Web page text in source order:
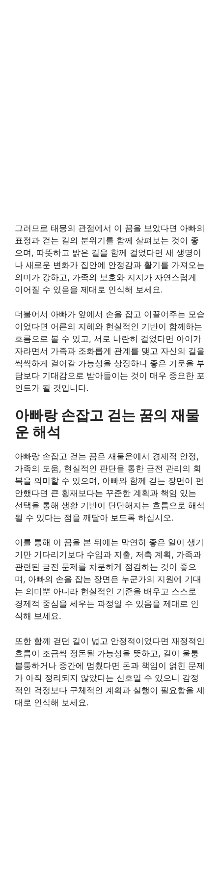
그러므로 태몽의 관점에서 이 꿈을 보았다면 아빠의
표정과 걷는 길의 분위기를 함께 살펴보는 것이 좋
으며, 따뜻하고 밝은 길을 함께 걸었다면 새 생명이
나 새로운 변화가 집안에 안정감과 활기를 가져오는
의미가 강하고, 가족의 보호와 지지가 자연스럽게
이어질 수 있음을 제대로 인식해 보세요.
더불어서 아빠가 앞에서 손을 잡고 이끌어주는 모습
이었다면 어른의 지혜와 현실적인 기반이 함께하는
흐름으로 볼 수 있고, 서로 나란히 걸었다면 아이가
자라면서 가족과 조화롭게 관계를 맺고 자신의 길을
씩씩하게 걸어갈 가능성을 상징하니 좋은 기운을 부
담보다 기대감으로 받아들이는 것이 매우 중요한 포
인트가 될 것입니다.
아빠랑 손잡고 걷는 꿈의 재물
운 해석
아빠랑 손잡고 걷는 꿈은 재물운에서 경제적 안정,
가족의 도움, 현실적인 판단을 통한 금전 관리의 회
복을 의미할 수 있으며, 아빠와 함께 걷는 장면이 편
안했다면 큰 횡재보다는 꾸준한 계획과 책임 있는
선택을 통해 생활 기반이 단단해지는 흐름으로 해석
될 수 있다는 점을 깨달아 보도록 하십시오.
이를 통해 이 꿈을 본 뒤에는 막연히 좋은 일이 생기
기만 기다리기보다 수입과 지출, 저축 계획, 가족과
관련된 금전 문제를 차분하게 점검하는 것이 좋으
며, 아빠의 손을 잡는 장면은 누군가의 지원에 기대
는 의미뿐 아니라 현실적인 기준을 배우고 스스로
경제적 중심을 세우는 과정일 수 있음을 제대로 인
식해 보세요.
또한 함께 걷던 길이 넓고 안정적이었다면 재정적인
흐름이 조금씩 정돈될 가능성을 뜻하고, 길이 울퉁
불퉁하거나 중간에 멈췄다면 돈과 책임이 얽힌 문제
가 아직 정리되지 않았다는 신호일 수 있으니 감정
적인 걱정보다 구체적인 계획과 실행이 필요함을 제
대로 인식해 보세요.